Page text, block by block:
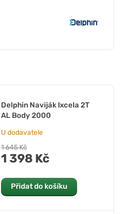
Delphin Naviják Ixcela 2T
AL Body 2000
U dodavatele
1 645 Kč
1 398 Kč
Přidat do košíku